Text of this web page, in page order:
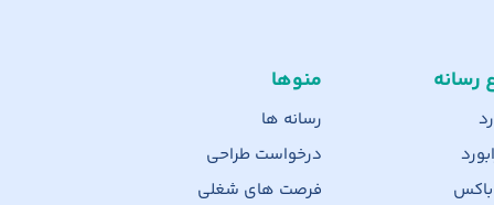
منوها
رسانه ها
درخواست طراحی
فرصت های شغلی
رسانه
باکس